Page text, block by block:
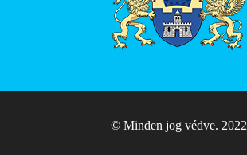
© Minden jog védve. 2022